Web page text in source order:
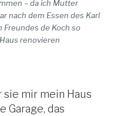
– da ich Mutter
nach dem Essen des Karl
Freundes de Koch so
renovieren
sie mir mein Haus
Garage, das